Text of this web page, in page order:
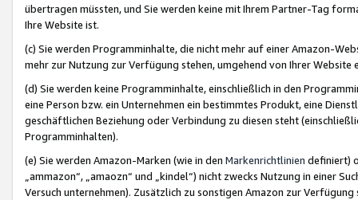
übertragen müssten, und Sie werden keine mit Ihrem Partner-Tag
Ihre Website ist.
(c) Sie werden Programminhalte, die nicht mehr auf einer Amazon-
mehr zur Nutzung zur Verfügung stehen, umgehend von Ihrer
(d) Sie werden keine Programminhalte, einschließlich in den
eine Person bzw. ein Unternehmen ein bestimmtes Produkt, eine
geschäftlichen Beziehung oder Verbindung zu diesen steht
Programminhalten).
(e) Sie werden Amazon-Marken (wie in den Markenrichtlinien definiert)
„ammazon“, „amaozn“ und „kindel“) nicht zwecks Nutzung in einer
Versuch unternehmen). Zusätzlich zu sonstigen Amazon zur